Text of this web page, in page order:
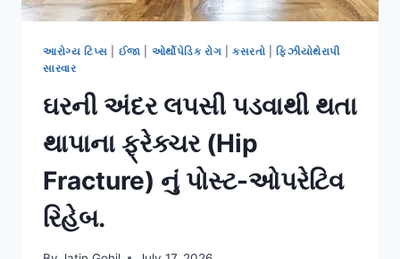
આરોગ્ય ટિપ્સ ઈજા ઓર્થોપેડિક રોગ |કસરતો |ફિઝીયોથેરાપી
સારવાર
ઘરની અંદર લપસી પડવાથી થતા
થાપાના ફ્રેક્ચર (Hip
Fracture) નું પોસ્ટ-ઓપરેટિવ
રિહેબ.